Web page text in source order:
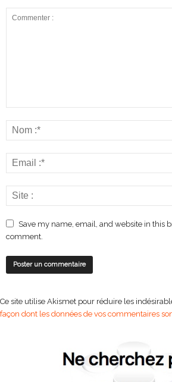
Save my name, email, and website in this
comment.
Ce site utilise Akismet pour réduire les
façon dont les données de vos commentaires